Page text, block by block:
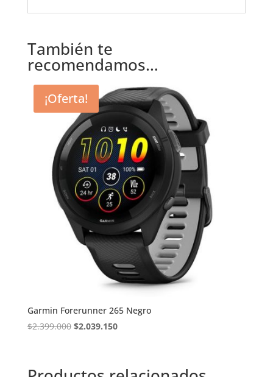
También te
recomendamos…
¡Oferta!
Garmin Forerunner 265 Negro
$2.399.000 El
$2.039.150El
es: